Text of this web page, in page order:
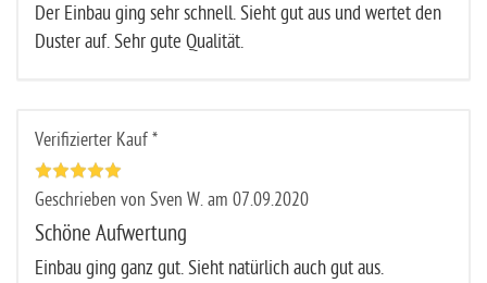
Der Einbau ging sehr schnell. Sieht gut aus und wertet den
Duster auf. Sehr gute Qualität.
Verifizierter Kauf *
Geschrieben von Sven W. am 07.09.2020
Schöne Aufwertung
Einbau ging ganz gut. Sieht natürlich auch gut aus.